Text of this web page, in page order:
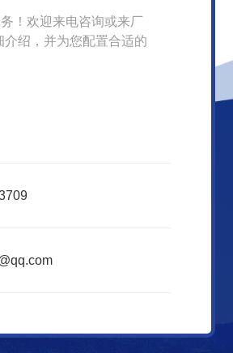
！欢迎来电咨询或来厂
绍，并为您配置合适的